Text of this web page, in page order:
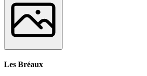
Les Bréaux